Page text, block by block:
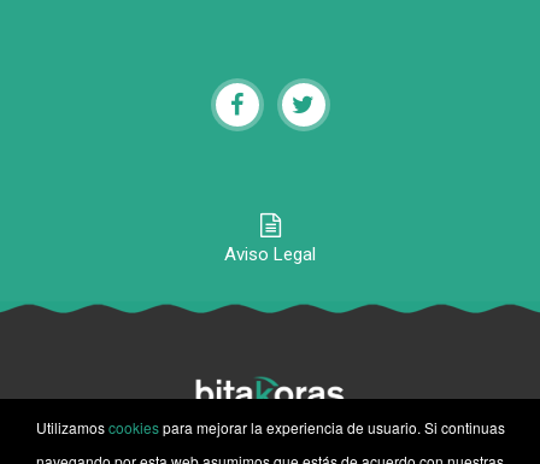
Aviso Legal
© 2020-2026 Bitakoras, Todos los derechos reservados
Utilizamoscookiespara mejorar la experiencia de usuario. Si continuas